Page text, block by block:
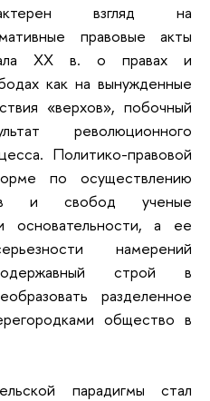
взгляд на
правовые акты
XX в. о правах и
как на вынужденные
«верхов», побочный
революционного
Политико-правовой
по осуществлению
и свобод ученые
основательности, а ее
намерений
строй в
разделенное
общество в
парадигмы стал